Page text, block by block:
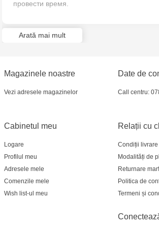
MultiStore Căușeni- str. Iurii Gagarin
провести время.
Arată mai mult
Magazinele noastre
Vezi adresele magazinelor
Relații cu
Condiții livrare
Modalități de
Returnare
Politica de
Termeni și
Cabinetul meu
Logare
Profilul meu
Adresele mele
Comenzile mele
Wish list-ul meu
Date de
Call centru: